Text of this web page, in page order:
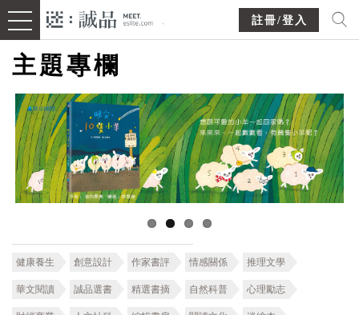
註冊/登入
主題專欄
健康養生 創意設計 作家書評 情感關係 推理文學
華文閱讀 誠品選書 精選書摘 自然科普 心理勵志